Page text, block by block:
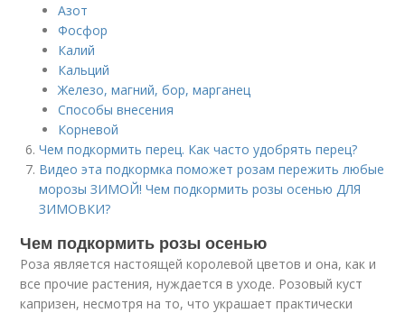
Азот
Фосфор
Калий
Кальций
Железо, магний, бор, марганец
Способы внесения
Корневой
Чем подкормить перец. Как часто удобрять перец?
Видео эта подкормка поможет розам пережить любые
морозы ЗИМОЙ! Чем подкормить розы осенью ДЛЯ
ЗИМОВКИ?
Чем подкормить розы осенью
Роза является настоящей королевой цветов и она, как и
все прочие растения, нуждается в уходе. Розовый куст
капризен, несмотря на то, что украшает практически